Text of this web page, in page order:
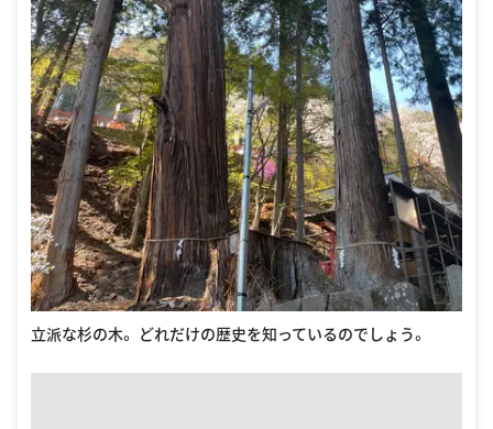
立派な杉の木。 どれだけの歴史を知っているのでしょう。